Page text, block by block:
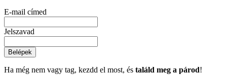
E-mail címed
Jelszavad
Belépek
Ha még nem vagy tag, kezdd el most, és találd meg a párod!